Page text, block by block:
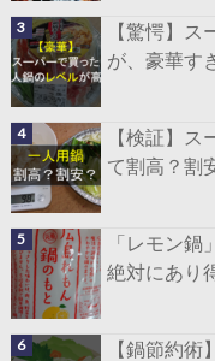
【驚愕】
が、豪華す
【検証】
て割高？割
「レモン鍋
絶対にあり
【鍋節約